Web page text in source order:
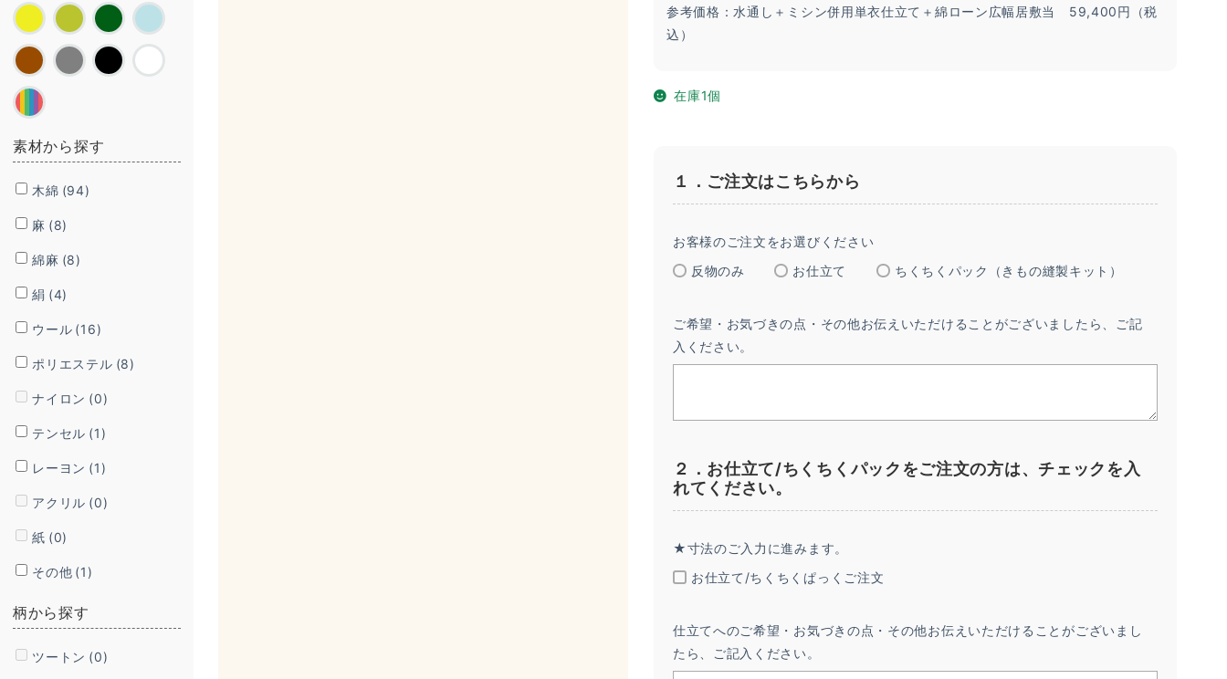
参考価格：水通し＋ミシン併用単衣仕立て＋綿ローン広幅居敷当 59,400円（税
込）
在庫1個
１．ご注文はこちらから
お客様のご注文をお選びください
反物のみ
お仕立て ちくちくパック（きもの縫製キット）
ご希望・お気づきの点・その他お伝えいただけることがございましたら、ご記
入ください。
２．お仕立て/ちくちくパックをご注文の方は、チェックを入
れてください。
★寸法のご入力に進みます。
お仕立て/ちくちくぱっくご注文
仕立てへのご希望・お気づきの点・その他お伝えいただけることがございまし
たら、ご記入ください。
素材から探す
木綿 (94)
麻 (8)
綿麻 (8)
絹 (4)
ウール (16)
ポリエステル (8)
ナイロン (0)
テンセル (1)
レーヨン (1)
アクリル (0)
紙 (0)
その他 (1)
柄から探す
ツートン (0)